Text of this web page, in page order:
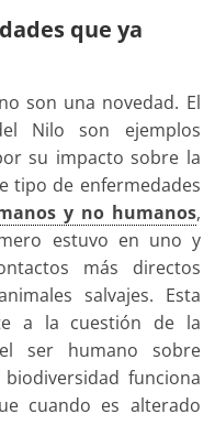
que ya
son una novedad. El
Nilo son ejemplos
su impacto sobre la
tipo de enfermedades
y no humanos,
estuvo en uno y
más directos
salvajes. Esta
a la cuestión de la
ser humano sobre
funciona
cuando es alterado